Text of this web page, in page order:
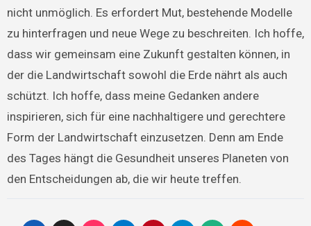
nicht unmöglich. Es erfordert Mut, bestehende Modelle
zu hinterfragen und neue Wege zu beschreiten. Ich hoffe,
dass wir gemeinsam eine Zukunft gestalten können, in
der die Landwirtschaft sowohl die Erde nährt als auch
schützt. Ich hoffe, dass meine Gedanken andere
inspirieren, sich für eine nachhaltigere und gerechtere
Form der Landwirtschaft einzusetzen. Denn am Ende
des Tages hängt die Gesundheit unseres Planeten von
den Entscheidungen ab, die wir heute treffen.